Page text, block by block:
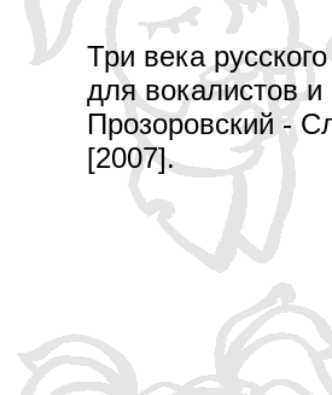
Три века
для вокалистов
Прозоровский -
[2007].